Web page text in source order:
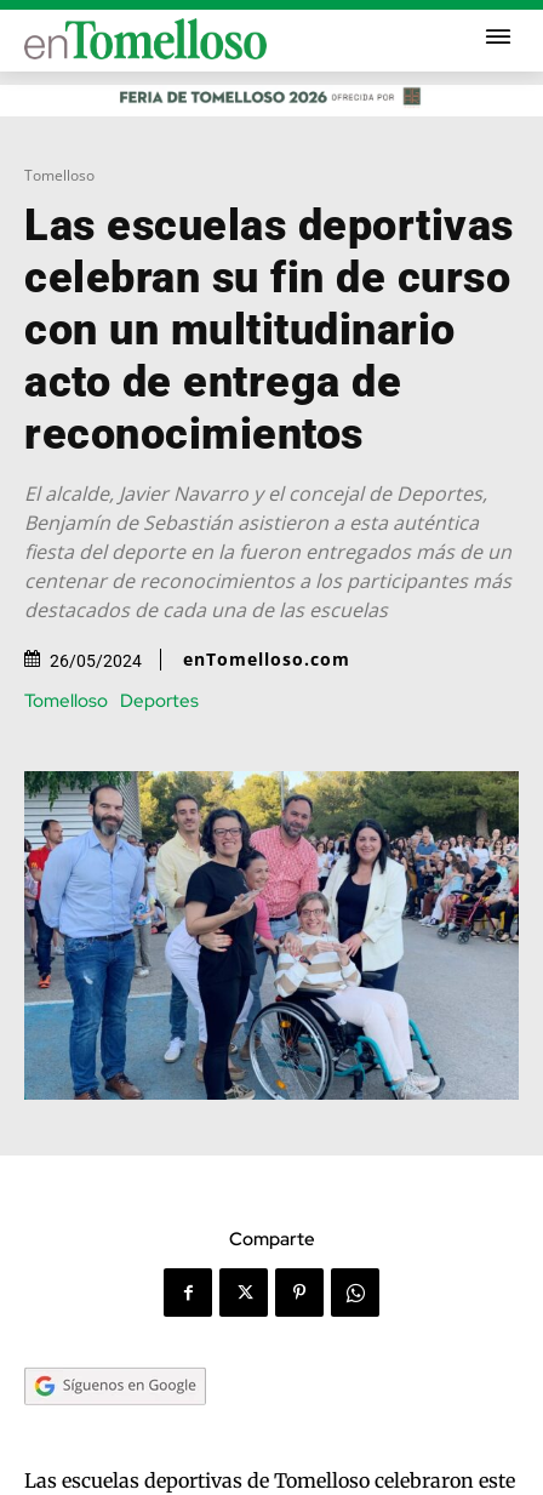
Tomelloso
Las escuelas deportivas
celebran su fin de curso
con un multitudinario
acto de entrega de
reconocimientos
El alcalde, Javier Navarro y el concejal de Deportes,
Benjamín de Sebastián asistieron a esta auténtica
fiesta del deporte en la fueron entregados más de un
centenar de reconocimientos a los participantes más
destacados de cada una de las escuelas
26/05/2024 enTomelloso.com
Tomelloso Deportes
Comparte
Las escuelas deportivas de Tomelloso celebraron este